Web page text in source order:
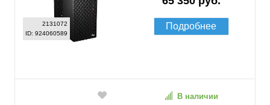
2131072
ID: 924060589
Подробнее
В наличии